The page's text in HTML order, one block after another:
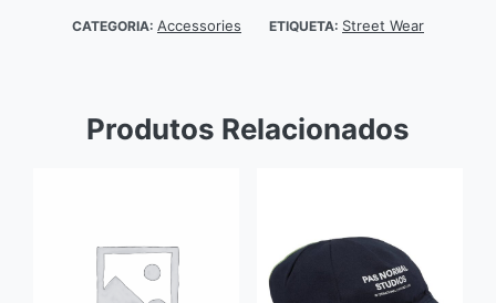
CATEGORIA: Accessories ETIQUETA: Street Wear
Produtos Relacionados